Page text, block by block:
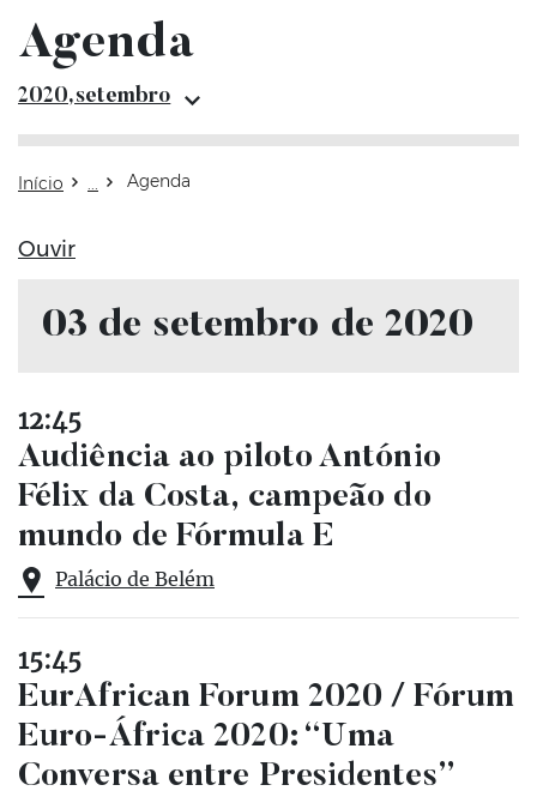
AgendaArquivo
2020,setembro
Início Agenda
Ouvir
03 de setembro de 2020
12:45
Audiência ao piloto António
Félix da Costa, campeão do
mundo de Fórmula E
Palácio de Belém
15:45
EurAfrican Forum 2020 / Fórum
Euro-África 2020: “Uma
Conversa entre Presidentes”